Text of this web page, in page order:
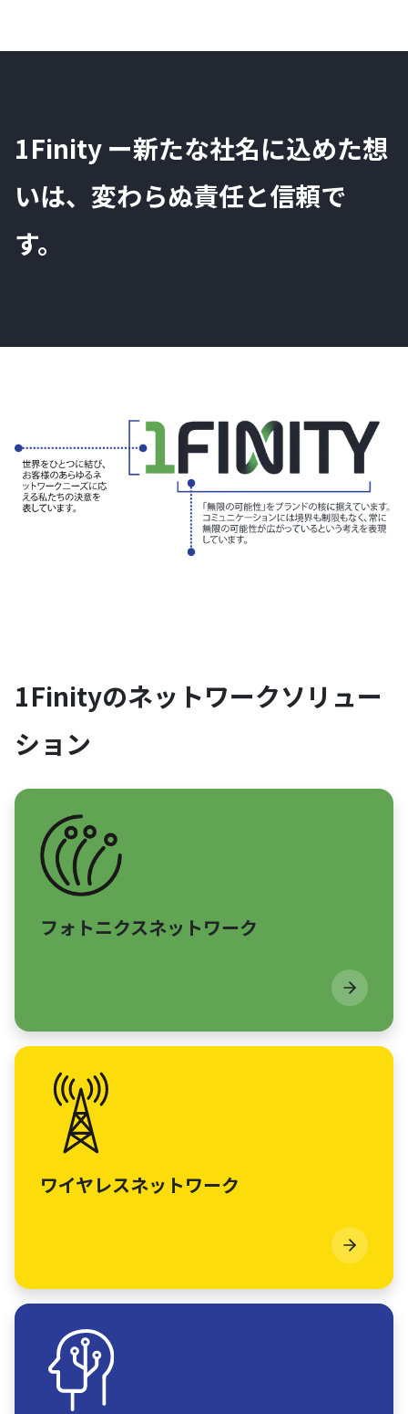
1Finity ー新たな社名に込めた想
いは、変わらぬ責任と信頼で
す。
1Finityのネットワークソリュー
ション
フォトニクスネットワーク
ワイヤレスネットワーク